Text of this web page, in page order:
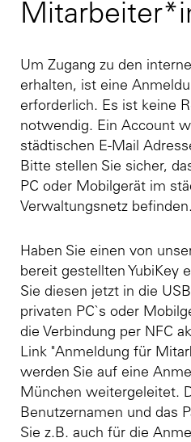
Um Zugang zu den
erhalten, ist eine
erforderlich. Es ist keine
notwendig. Ein Account
städtischen E-Mail
Bitte stellen Sie sicher,
PC oder Mobilgerät im
Verwaltungsnetz befinden.
Haben Sie einen von
bereit gestellten YubiKey
Sie diesen jetzt in die
privaten PC`s oder
die Verbindung per NFC
Link "Anmeldung für
werden Sie auf eine
München weitergeleitet.
Benutzernamen und das
Sie z.B. auch für die